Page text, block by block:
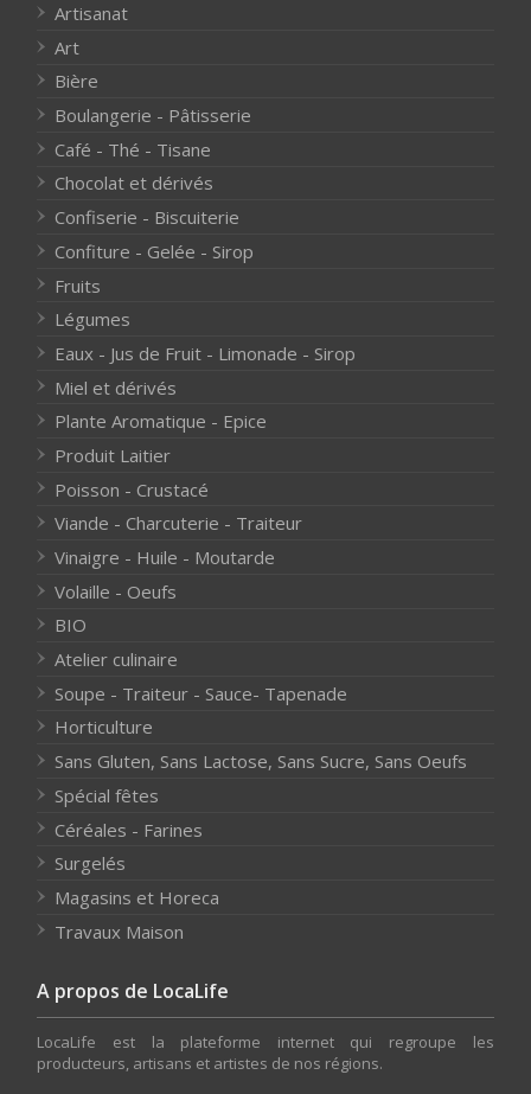
Artisanat
Art
Bière
Boulangerie - Pâtisserie
Café - Thé - Tisane
Chocolat et dérivés
Confiserie - Biscuiterie
Confiture - Gelée - Sirop
Fruits
Légumes
Eaux - Jus de Fruit - Limonade - Sirop
Miel et dérivés
Plante Aromatique - Epice
Produit Laitier
Poisson - Crustacé
Viande - Charcuterie - Traiteur
Vinaigre - Huile - Moutarde
Volaille - Oeufs
BIO
Atelier culinaire
Soupe - Traiteur - Sauce- Tapenade
Horticulture
Sans Gluten, Sans Lactose, Sans Sucre, Sans Oeufs
Spécial fêtes
Céréales - Farines
Surgelés
Magasins et Horeca
Travaux Maison
A propos de LocaLife
LocaLife est la plateforme internet qui regroupe les
producteurs, artisans et artistes de nos régions.